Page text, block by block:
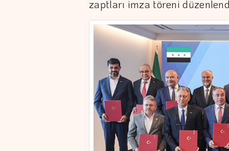
zaptları imza töreni